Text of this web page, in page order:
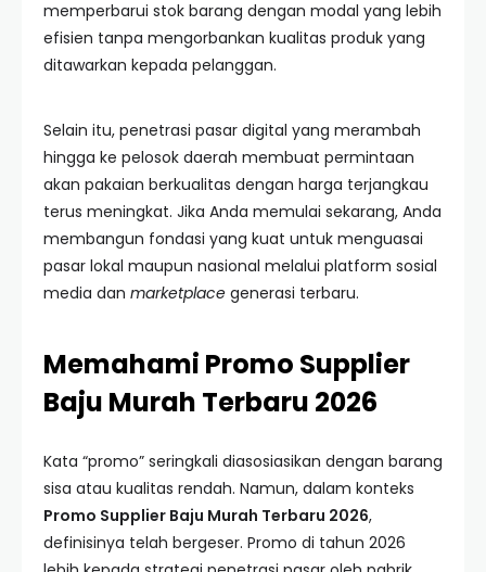
memperbarui stok barang dengan modal yang lebih
efisien tanpa mengorbankan kualitas produk yang
ditawarkan kepada pelanggan.
Selain itu, penetrasi pasar digital yang merambah
hingga ke pelosok daerah membuat permintaan
akan pakaian berkualitas dengan harga terjangkau
terus meningkat. Jika Anda memulai sekarang, Anda
membangun fondasi yang kuat untuk menguasai
pasar lokal maupun nasional melalui platform sosial
media dan marketplace generasi terbaru.
Memahami Promo Supplier
Baju Murah Terbaru 2026
Kata “promo” seringkali diasosiasikan dengan barang
sisa atau kualitas rendah. Namun, dalam konteks
Promo Supplier Baju Murah Terbaru 2026,
definisinya telah bergeser. Promo di tahun 2026